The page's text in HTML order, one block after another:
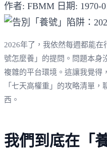
作者: FBMM 日期: 1970-
2026年了，我依然每週都能在
號怎麼養」的提問。問題本身
複雜的平台環境。這讓我覺得
「七天高權重」的攻略清單
西。
我們到底在「